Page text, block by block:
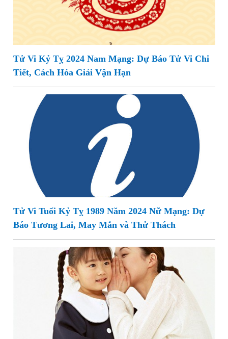
Tử Vi Kỷ Tỵ 2024 Nam Mạng: Dự Báo Tử Vi Chi
Tiết, Cách Hóa Giải Vận Hạn
Tử Vi Tuổi Kỷ Tỵ 1989 Năm 2024 Nữ Mạng: Dự
Báo Tương Lai, May Mắn và Thử Thách